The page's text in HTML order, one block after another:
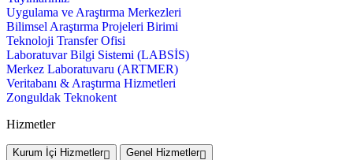
Uygulama ve Araştırma Merkezleri
Bilimsel Araştırma Projeleri Birimi
Teknoloji Transfer Ofisi
Laboratuvar Bilgi Sistemi (LABSİS)
Merkez Laboratuvaru (ARTMER)
Veritabanı & Araştırma Hizmetleri
Zonguldak Teknokent
Hizmetler
Kurum İçi Hizmetler
Genel Hizmetler